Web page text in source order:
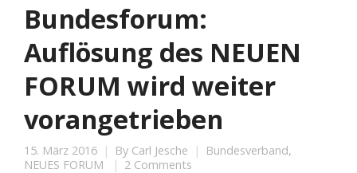
Bundesforum:
Auflösung des NEUEN
FORUM wird weiter
vorangetrieben
15. März 2016 By Carl Jesche Bundesverband,
NEUES FORUM
2 Comments